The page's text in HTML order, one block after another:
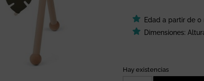
Edad a partir de 0
Dimensiones:
Hay existencias